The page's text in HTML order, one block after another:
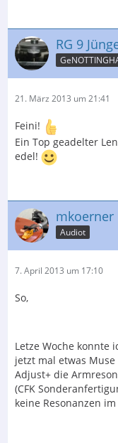
RG 9
21. März 2013 um 21:41
Feini!
Ein Top geadelter
edel!
mkoerner
Audiot
7. April 2013 um 17:10
So,
Letze Woche konnte
jetzt mal etwas
Adjust+ die
(CFK
keine Resonanzen